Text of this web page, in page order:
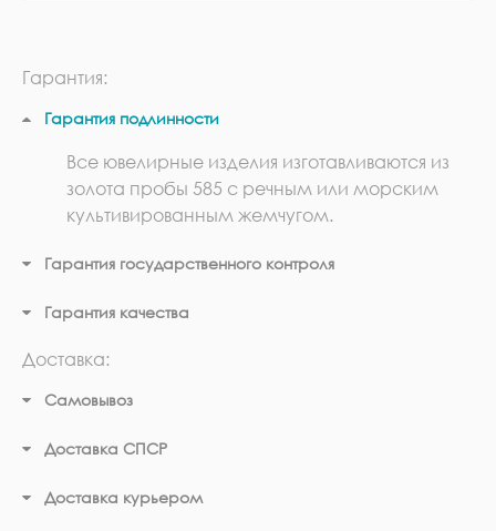
Гарантия:
Гарантия подлинности
Все ювелирные изделия изготавливаются из
золота пробы 585 с речным или морским
культивированным жемчугом.
Гарантия государственного контроля
Гарантия качества
Доставка:
Самовывоз
Доставка СПСР
Доставка курьером